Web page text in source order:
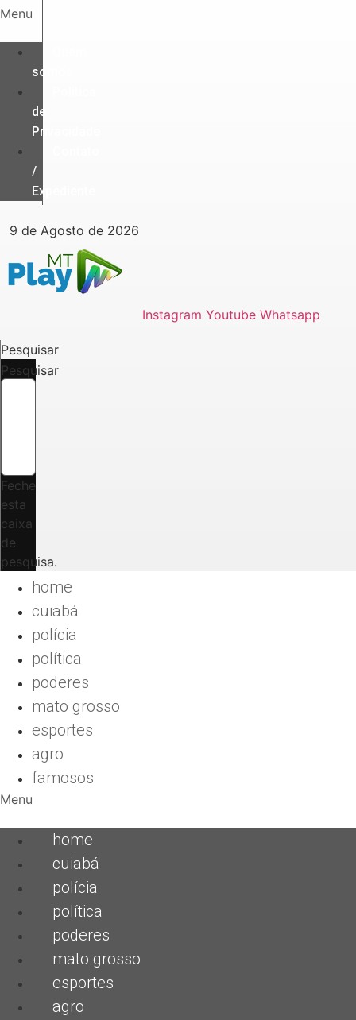
Ir
o
conteúdo
Menu
somos
de
Privacidade
/
Expediente
9 de Agosto de 2026
Instagram Youtube Whatsapp
Pesquisar
Pesquisar
Feche
esta
caixa
de
pesquisa.
home
cuiabá
polícia
política
poderes
mato grosso
esportes
agro
famosos
Menu
home
cuiabá
polícia
política
poderes
mato grosso
esportes
agro